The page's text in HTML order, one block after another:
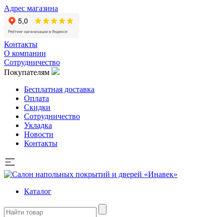
Адрес магазина
Контакты
О компании
Сотрудничество
Покупателям
Бесплатная доставка
Оплата
Скидки
Сотрудничество
Укладка
Новости
Контакты
Каталог